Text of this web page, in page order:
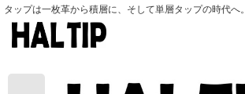
タップは一枚革から積層に、そして単層タップの時代へ。